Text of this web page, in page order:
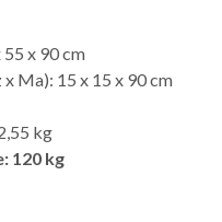
x 90 cm
Ma): 15 x 15 x 90 cm
kg
120 kg